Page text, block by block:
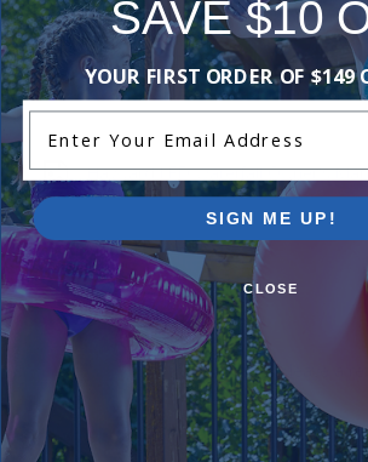
Manuals & Attachments
Hayward LED Waterfall Owner's
Reviews
Be the first one to leave a
Add Review
SAVE $10
YOUR FIRST ORDER OF $149
SIGN ME UP!
CLOSE